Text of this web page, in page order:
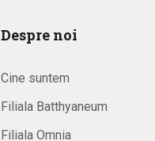
Despre noi
Cine suntem
Filiala Batthyaneum
Filiala Omnia